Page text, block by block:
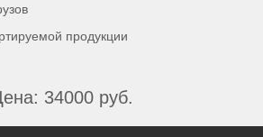
продукции
34000 руб.